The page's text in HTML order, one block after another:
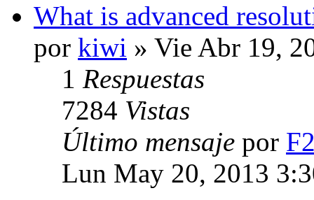
What is advanced
por kiwi » Vie Abr 19,
1 Respuestas
7284 Vistas
Último mensaje por
Lun May 20, 2013